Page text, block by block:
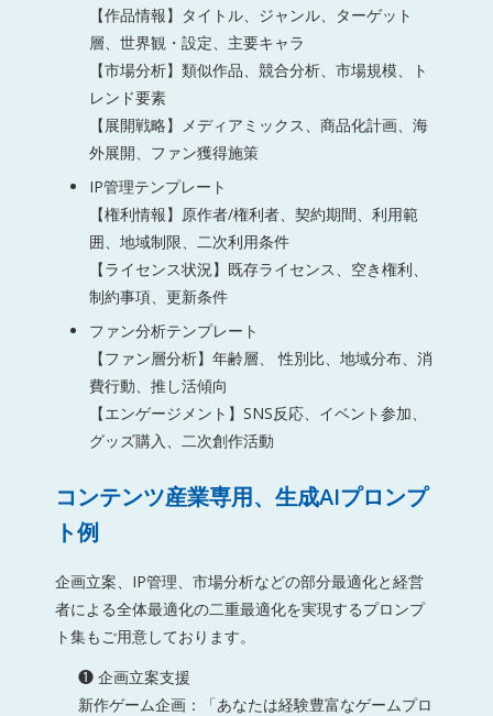
【作品情報】タイトル、ジャンル、ターゲット
層、世界観・設定、主要キャラ
【市場分析】類似作品、競合分析、市場規模、ト
レンド要素
【展開戦略】メディアミックス、商品化計画、海
外展開、ファン獲得施策
IP管理テンプレート
【権利情報】原作者/権利者、契約期間、利用範
囲、地域制限、二次利用条件
【ライセンス状況】既存ライセンス、空き権利、
制約事項、更新条件
ファン分析テンプレート
【ファン層分析】年齢層、 性別比、地域分布、消
費行動、推し活傾向
【エンゲージメント】SNS反応、イベント参加、
グッズ購入、二次創作活動
コンテンツ産業専用、生成AIプロンプ
ト例
企画立案、IP管理、市場分析などの部分最適化と経営
者による全体最適化の二重最適化を実現するプロンプ
ト集もご用意しております。
❶ 企画立案支援
新作ゲーム企画：「あなたは経験豊富なゲームプロ